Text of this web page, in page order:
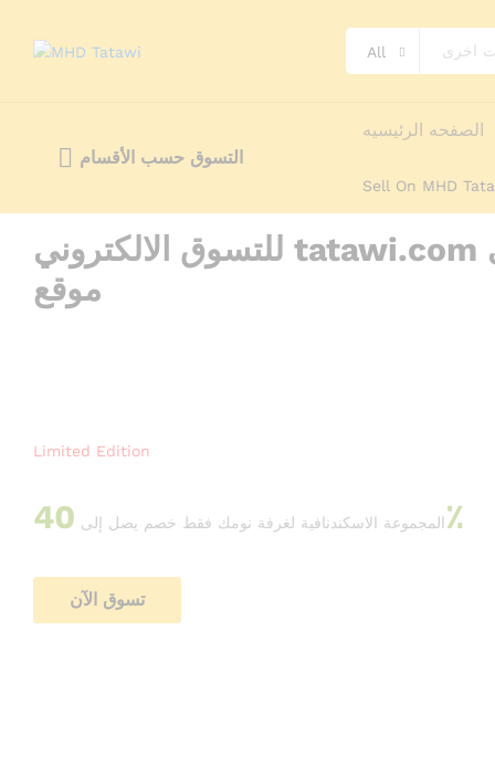
All
التسوق حسب الأقسام
الصفحه الرئيسيه
Sell On MHD
للتسوق الالكتروني tatawi.com مرحبا بكم في
موقع
Limited Edition
المجموعة الاسكندنافية لغرفة نومك فقط خصم يصل إلى40٪
تسوق الآن